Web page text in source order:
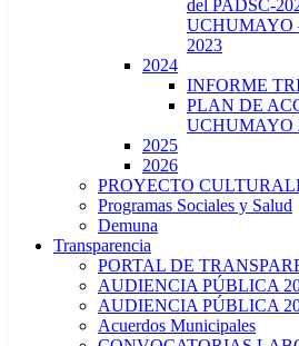
del PADSC-
UCHUMAYO
2023
2024
INFORME
PLAN DE
UCHUMAYO
2025
2026
PROYECTO
Programas Sociales y Salud
Demuna
Transparencia
PORTAL DE
AUDIENCIA PÚBLICA
AUDIENCIA PÚBLICA
Acuerdos Municipales